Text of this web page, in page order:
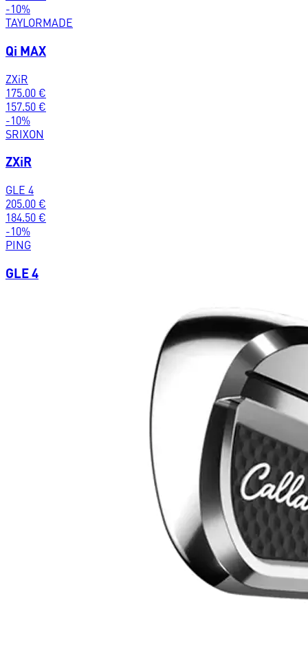
-10%
TAYLORMADE
Qi MAX
ZXiR
175.00 €
157.50 €
-10%
SRIXON
ZXiR
GLE 4
205.00 €
184.50 €
-10%
PING
GLE 4